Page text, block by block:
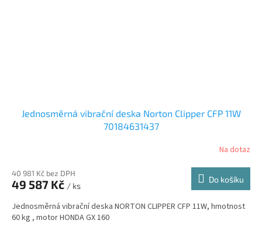
Jednosměrná vibrační deska Norton Clipper CFP 11W
70184631437
Na dotaz
40 981 Kč bez DPH
49 587 Kč / ks
Do košíku
Jednosměrná vibrační deska NORTON CLIPPER CFP 11W, hmotnost
60 kg , motor HONDA GX 160